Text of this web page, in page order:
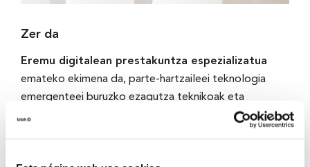
Zer da
Eremu digitalean prestakuntza espezializatua
emateko ekimena da, parte-hartzaileei teknologia
emergenteei buruzko ezagutza teknikoak eta
trebetasun praktikoak emateko diseinatua. Ikaskuntza